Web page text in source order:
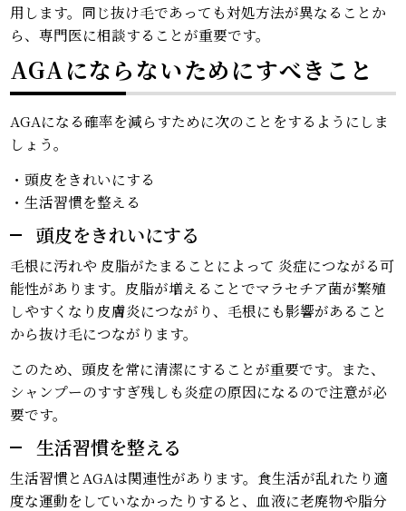
用します。同じ抜け毛であっても対処方法が異なることか
ら、専門医に相談することが重要です。
AGAにならないためにすべきこと
AGAになる確率を減らすために次のことをするようにしま
しょう。
・頭皮をきれいにする
・生活習慣を整える
頭皮をきれいにする
毛根に汚れや 皮脂がたまることによって 炎症につながる可
能性があります。皮脂が増えることでマラセチア菌が繁殖
しやすくなり皮膚炎につながり、毛根にも影響があること
から抜け毛につながります。
このため、頭皮を常に清潔にすることが重要です。また、
シャンプーのすすぎ残しも炎症の原因になるので注意が必
要です。
生活習慣を整える
生活習慣とAGAは関連性があります。食生活が乱れたり適
度な運動をしていなかったりすると、血液に老廃物や脂分